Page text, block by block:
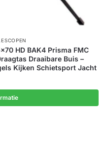
HD BAK4 Prisma FMC
Draaibare Buis –
Kijken Schietsport Jacht